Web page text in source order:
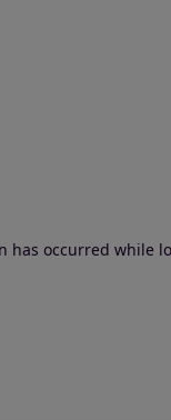
has occurred while